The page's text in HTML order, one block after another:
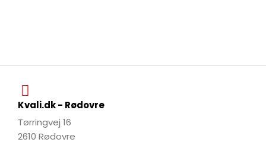
Kvali.dk - Rødovre
Tørringvej 16
2610 Rødovre